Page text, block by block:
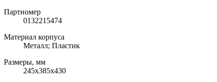
Партномер
0132215474
Материал корпуса
Металл; Пластик
Размеры, мм
245x385x430